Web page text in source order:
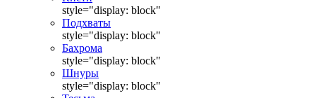
style="display: block"
Подхваты
style="display: block"
Бахрома
style="display: block"
Шнуры
style="display: block"